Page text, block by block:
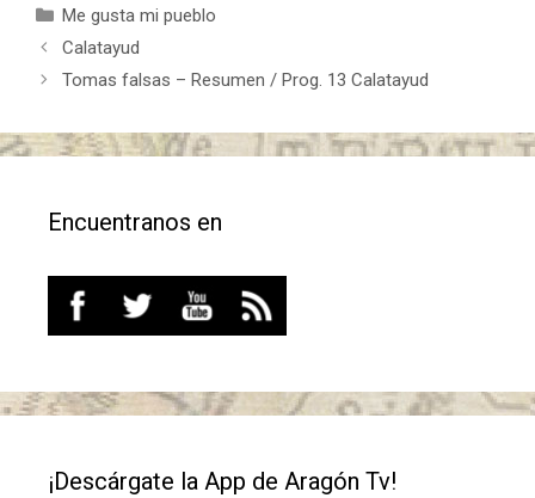
Categorías
Me gusta mi pueblo
Calatayud
Tomas falsas – Resumen / Prog. 13 Calatayud
Encuentranos en
¡Descárgate la App de Aragón Tv!